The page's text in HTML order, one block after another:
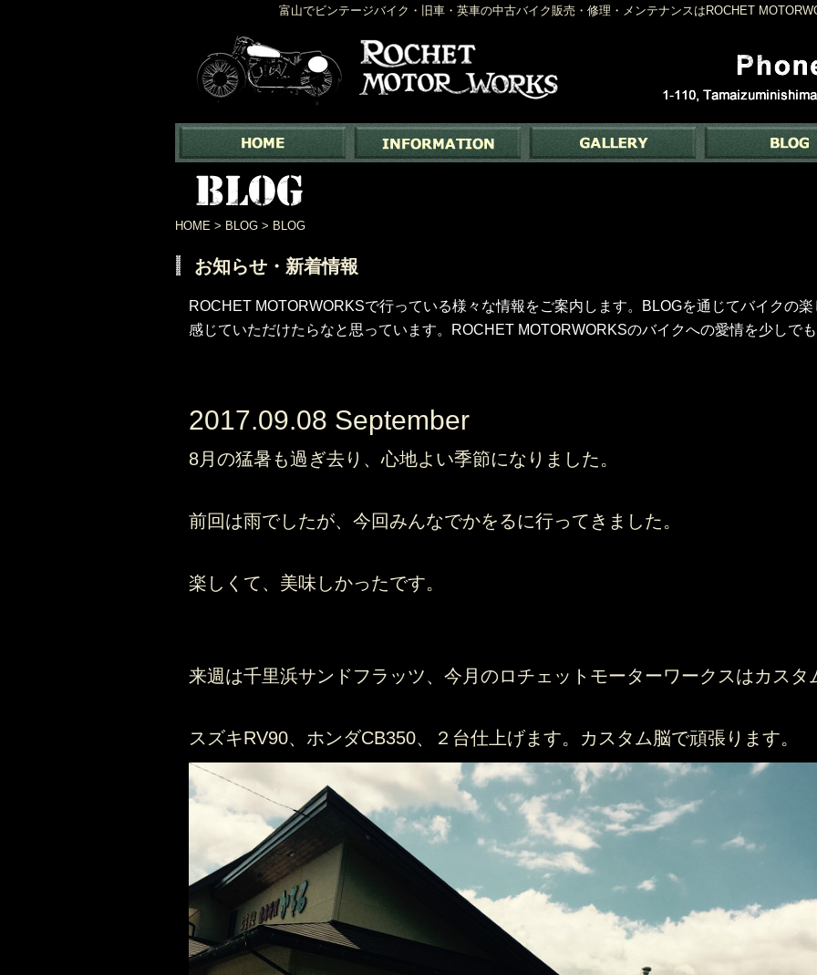
富山でビンテージバイク・旧車・英車の中古バイク販売・修理・メンテナンスはROCHET
HOME > BLOG > BLOG
お知らせ・新着情報
ROCHET MOTORWORKSで行っている様々な情報をご案内します。BLOGを通じてバイクの
感じていただけたらなと思っています。ROCHET MOTORWORKSのバイクへの愛情を少しで
2017.09.08 September
8月の猛暑も過ぎ去り、心地よい季節になりました。
前回は雨でしたが、今回みんなでかをるに行ってきました。
楽しくて、美味しかったです。
来週は千里浜サンドフラッツ、今月のロチェットモーターワークスはカスタ
スズキRV90、ホンダCB350、２台仕上げます。カスタム脳で頑張ります。